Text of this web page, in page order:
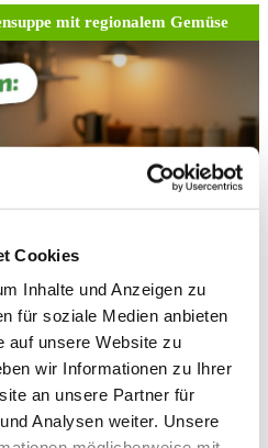
Cookies
Inhalte und Anzeigen zu
für soziale Medien anbieten
auf unsere Website zu
wir Informationen zu Ihrer
an unsere Partner für
Analysen weiter. Unsere
mit regionalem Gemüse